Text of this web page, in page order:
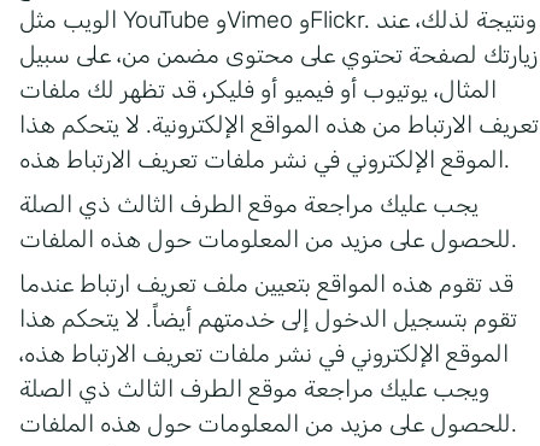
الويب مثل YouTube وVimeo وFlickr. ونتيجة لذلك، عند
زيارتك لصفحة تحتوي على محتوى مضمن من، على سبيل
المثال، يوتيوب أو فيميو أو فليكر، قد تظهر لك ملفات
تعريف الارتباط من هذه المواقع الإلكترونية. لا يتحكم هذا
الموقع الإلكتروني في نشر ملفات تعريف الارتباط هذه.
يجب عليك مراجعة موقع الطرف الثالث ذي الصلة
للحصول على مزيد من المعلومات حول هذه الملفات.
قد تقوم هذه المواقع بتعيين ملف تعريف ارتباط عندما
تقوم بتسجيل الدخول إلى خدمتهم أيضاً. لا يتحكم هذا
الموقع الإلكتروني في نشر ملفات تعريف الارتباط هذه،
ويجب عليك مراجعة موقع الطرف الثالث ذي الصلة
للحصول على مزيد من المعلومات حول هذه الملفات.